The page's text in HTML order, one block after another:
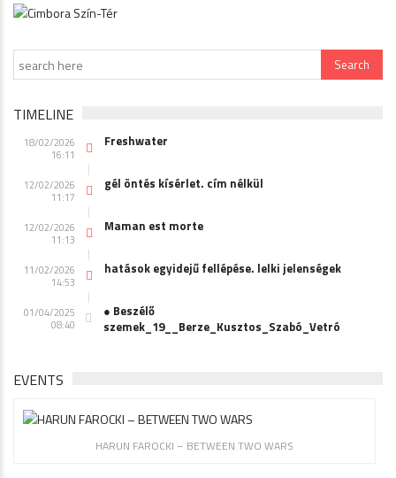
TIMELINE
18/02/2026
16:11
Freshwater
12/02/2026
11:17
gél öntés kísérlet. cím nélkül
12/02/2026
11:13
Maman est morte
11/02/2026
14:53
hatások egyidejű fellépése. lelki jelenségek
01/04/2025
08:40
● Beszélő
szemek_19__Berze_Kusztos_Szabó_Vetró
EVENTS
HARUN FAROCKI – BETWEEN TWO WARS